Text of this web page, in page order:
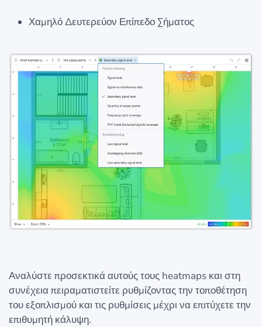
Χαμηλό Δευτερεύον Επίπεδο Σήματος
Αναλύστε προσεκτικά αυτούς τους heatmaps και στη
συνέχεια πειραματιστείτε ρυθμίζοντας την τοποθέτηση
του εξοπλισμού και τις ρυθμίσεις μέχρι να επιτύχετε την
επιθυμητή κάλυψη.